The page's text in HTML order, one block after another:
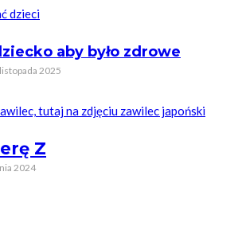
aby było zdrowe
2025
Z
2024